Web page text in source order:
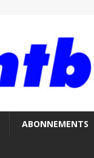
ABONNEMENTS